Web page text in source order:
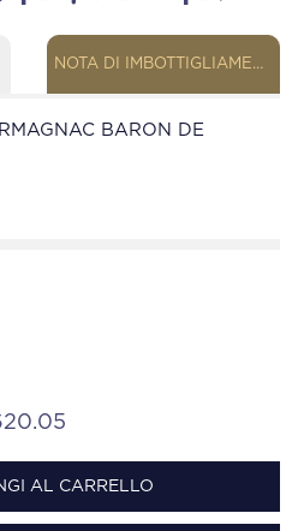
NOTA DI IMBOTTIGLIAMENTO
BARON DE
AL CARRELLO